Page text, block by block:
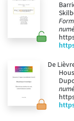
De